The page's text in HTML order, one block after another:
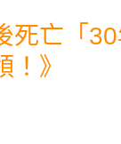
死亡「
！ 》